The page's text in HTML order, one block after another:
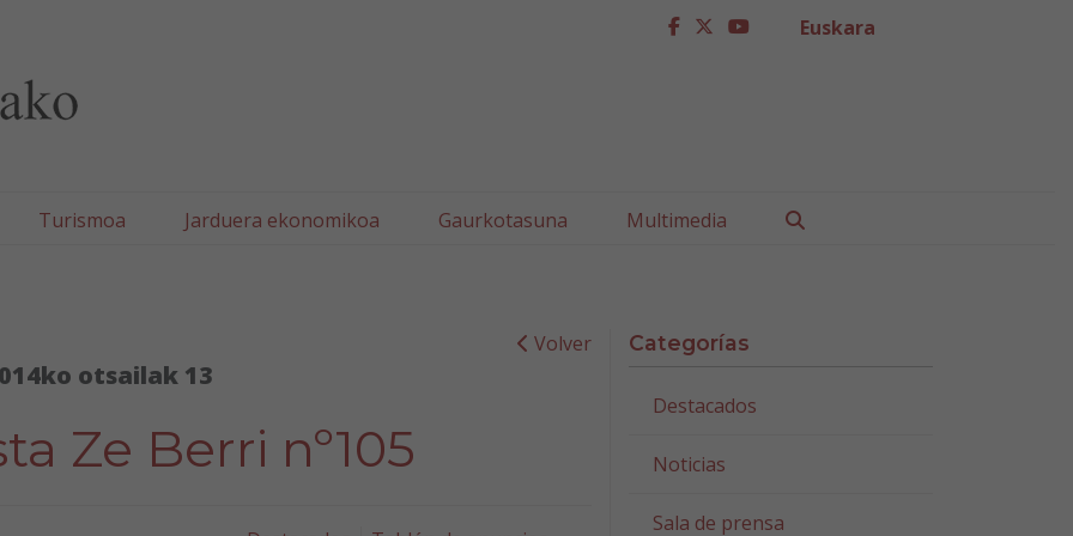
facebook
twitter
youtube
Euskara
Turismoa Jarduera ekonomikoa Gaurkotasuna Multimedia
Volver
otsailak 13
Ze Berri nº105
Categorías
Destacados
Noticias
Sala de prensa